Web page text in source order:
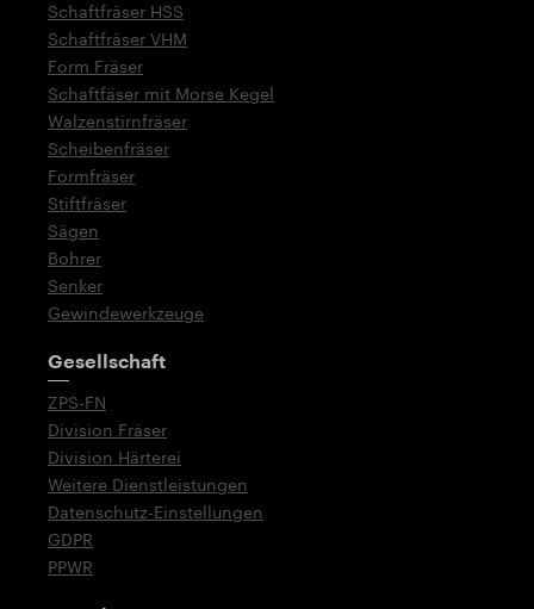
Schaftfräser HSS
Schaftfräser VHM
Form Fräser
Schaftfäser mit Morse Kegel
Walzenstirnfräser
Scheibenfräser
Formfräser
Stiftfräser
Sägen
Bohrer
Senker
Gewindewerkzeuge
Gesellschaft
ZPS-FN
Division Fräser
Division Härterei
Weitere Dienstleistungen
Datenschutz-Einstellungen
GDPR
PPWR